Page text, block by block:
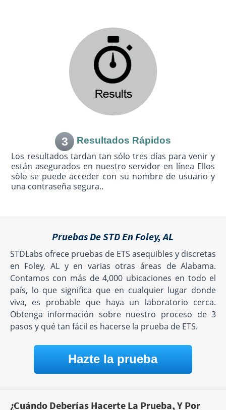
3 Resultados Rápidos
Los resultados tardan tan sólo tres días para venir y
están asegurados en nuestro servidor en línea Ellos
sólo se puede acceder con su nombre de usuario y
una contraseña segura..
Pruebas De STD En Foley, AL
STDLabs ofrece pruebas de ETS asequibles y discretas
en Foley, AL y en varias otras áreas de Alabama.
Contamos con más de 4,000 ubicaciones en todo el
país, lo que significa que en cualquier lugar donde
viva, es probable que haya un laboratorio cerca.
Obtenga información sobre nuestro proceso de 3
pasos y qué tan fácil es hacerse la prueba de ETS.
Hazte la prueba
¿Cuándo Deberías Hacerte La Prueba, Y Por